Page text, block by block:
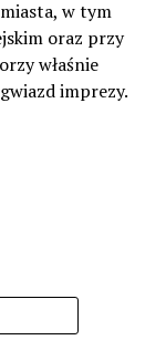
w tym
oraz przy
właśnie
imprezy.